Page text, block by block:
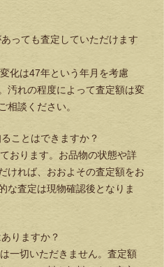
っても査定していただけます
化は47年という年月を考慮
汚れの程度によって査定額は変
相談ください。
ことはできますか？
おります。お品物の状態や詳
ければ、おおよその査定額をお
な査定は現物確認後となりま
りますか？
一切いただきません。査定額